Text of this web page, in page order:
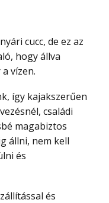
cucc, de ez az
hogy állva
vízen.
családi
magabiztos
állni, nem kell
és